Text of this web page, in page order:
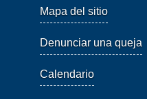
Mapa del sitio
Denunciar una queja
Calendario